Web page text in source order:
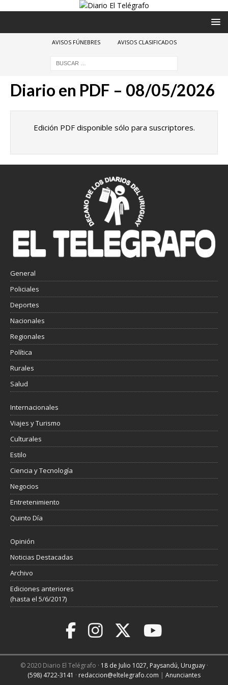
AVISOS FÚNEBRES AVISOS CLASIFICADOS
Diario en PDF – 08/05/2026
Edición PDF disponible sólo para suscriptores.
General
Policiales
Deportes
Nacionales
Regionales
Política
Rurales
Salud
Internacionales
Viajes y Turismo
Culturales
Estilo
Ciencia y Tecnología
Negocios
Entretenimiento
Quinto Día
Opinión
Noticias Destacadas
Archivo
Ediciones anteriores
(hasta el 5/6/2017)
© 2020 Diario El Telégrafo · 18 de Julio 1027, Paysandú, Uruguay·
(598) 4722-3141 · redaccion@eltelegrafo.com | Anunciantes